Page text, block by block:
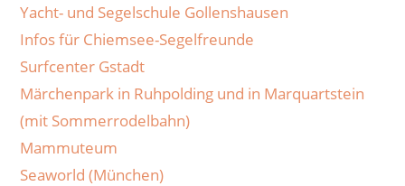
Yacht- und Segelschule Gollenshausen
Infos für Chiemsee-Segelfreunde
Surfcenter Gstadt
Märchenpark in Ruhpolding und in Marquartstein
(mit Sommerrodelbahn)
Mammuteum
Seaworld (München)